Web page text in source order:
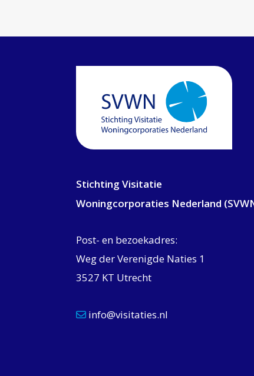
Stichting Visitatie
Woningcorporaties Nederland
Post- en bezoekadres:
Weg der Verenigde Naties 1
3527 KT Utrecht
info@visitaties.nl